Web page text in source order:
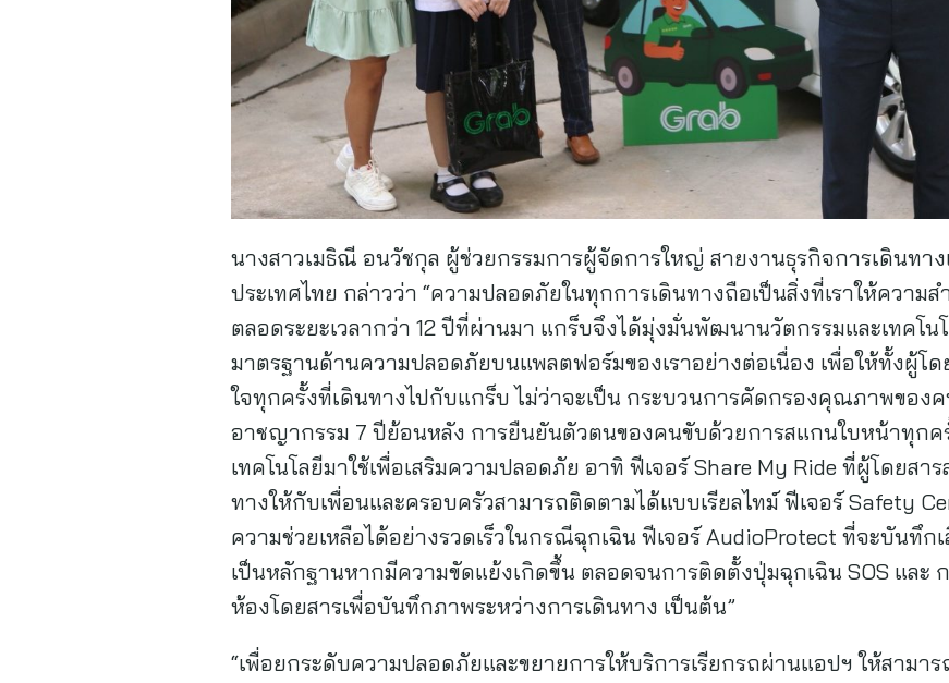
นางสาวเมธิณี อนวัชกุล ผู้ช่วยกรรมการผู้จัดการใหญ่ สายงานธุรกิจการเดินทา
ประเทศไทย กล่าวว่า “ความปลอดภัยในทุกการเดินทางถือเป็นสิ่งที่เราให้ควา
ตลอดระยะเวลากว่า 12 ปีที่ผ่านมา แกร็บจึงได้มุ่งมั่นพัฒนานวัตกรรมและเทคโ
มาตรฐานด้านความปลอดภัยบนแพลตฟอร์มของเราอย่างต่อเนื่อง เพื่อให้ทั้งผู้โ
ใจทุกครั้งที่เดินทางไปกับแกร็บ ไม่ว่าจะเป็น กระบวนการคัดกรองคุณภาพของ
อาชญากรรม 7 ปีย้อนหลัง การยืนยันตัวตนของคนขับด้วยการสแกนใบหน้าทุกค
เทคโนโลยีมาใช้เพื่อเสริมความปลอดภัย อาทิ ฟีเจอร์ Share My Ride ที่ผู้โดยสา
ทางให้กับเพื่อนและครอบครัวสามารถติดตามได้แบบเรียลไทม์ ฟีเจอร์ Safety
ความช่วยเหลือได้อย่างรวดเร็วในกรณีฉุกเฉิน ฟีเจอร์ AudioProtect ที่จะบันทึก
เป็นหลักฐานหากมีความขัดแย้งเกิดขึ้น ตลอดจนการติดตั้งปุ่มฉุกเฉิน SOS และ
ห้องโดยสารเพื่อบันทึกภาพระหว่างการเดินทาง เป็นต้น”
“เพื่อยกระดับความปลอดภัยและขยายการให้บริการเรียกรถผ่านแอปฯ ให้สามา